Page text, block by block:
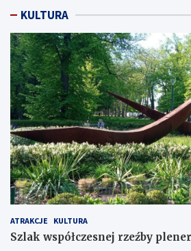
KULTURA
ATRAKCJE KULTURA
Szlak współczesnej rzeźby